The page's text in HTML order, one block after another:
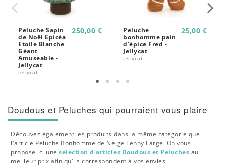
Peluche Sapin
de Noël Epicéa
Etoile Blanche
Géant
Amuseable -
Jellycat
Jellycat
250,00 €
Peluche
bonhomme pain
d'épice Fred -
Jellycat
Jellycat
25,00 €
Doudous et Peluches qui pourraient vous plaire
Découvez également les produits dans la même catégorie que
l'article Peluche Bonhomme de Neige Lenny Large. On vous
propose ici une selection d'articles Doudous et Peluches au
meilleur prix afin qu'ils correspondent à vos envies.